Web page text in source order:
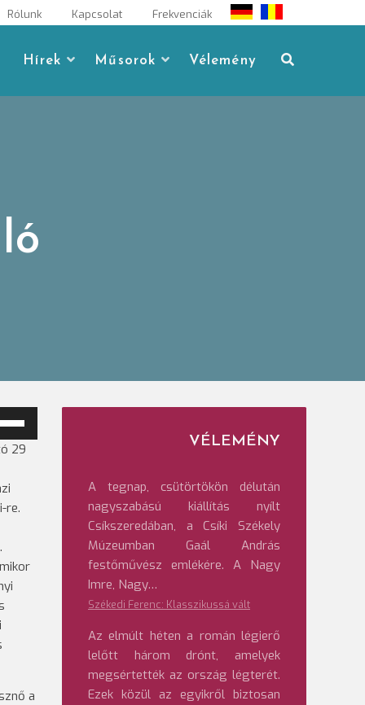
Rólunk Kapcsolat Frekvenciák
Hírek Műsorok Vélemény
29
re.
a
VÉLEMÉNY
A tegnap, csütörtökön délután
nagyszabású kiállítás nyílt
Csíkszeredában, a Csíki Székely
Múzeumban Gaál András
festőművész emlékére. A Nagy
Imre, Nagy…
Székedi Ferenc: Klasszikussá vált
Az elmúlt héten a román légierő
lelőtt három drónt, amelyek
megsértették az ország légterét.
Ezek közül az egyikről biztosan